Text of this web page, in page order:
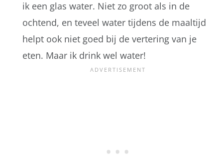
ik een glas water. Niet zo groot als in de
ochtend, en teveel water tijdens de maaltijd
helpt ook niet goed bij de vertering van je
eten. Maar ik drink wel water!